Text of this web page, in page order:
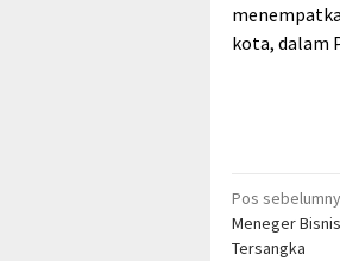
kota, dalam
pos
Pos
Meneger
Tersangka